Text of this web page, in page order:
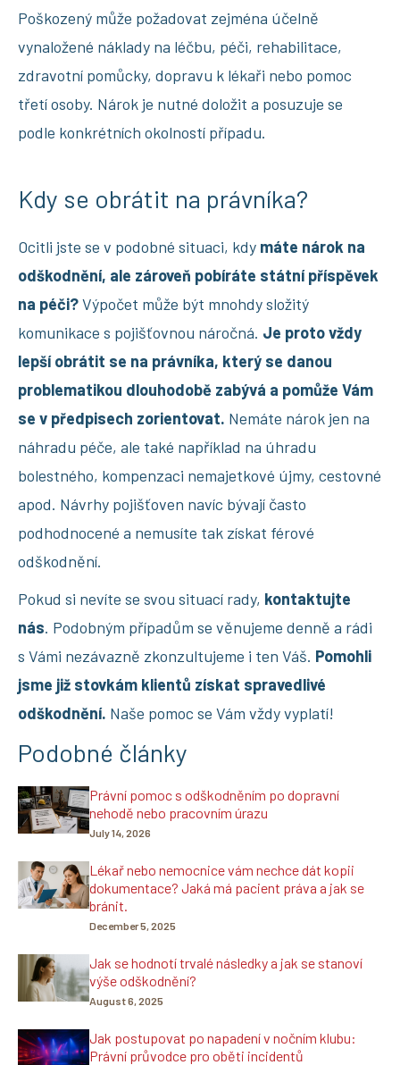
Poškozený může požadovat zejména účelně
vynaložené náklady na léčbu, péči, rehabilitace,
zdravotní pomůcky, dopravu k lékaři nebo pomoc
třetí osoby. Nárok je nutné doložit a posuzuje se
podle konkrétních okolností případu.
Kdy se obrátit na právníka?
Ocitli jste se v podobné situaci, kdy máte nárok na
odškodnění, ale zároveň pobíráte státní příspěvek
na péči?Výpočet může být mnohdy složitý
komunikace s pojišťovnou náročná. Je proto vždy
lepší obrátit se na právníka, který se danou
problematikou dlouhodobě zabývá a pomůže Vám
se v předpisech zorientovat. Nemáte nárok jen na
náhradu péče, ale také například na úhradu
bolestného, kompenzaci nemajetkové újmy, cestovné
apod. Návrhy pojišťoven navíc bývají často
podhodnocené a nemusíte tak získat férové
odškodnění.
Pokud si nevíte se svou situací rady, kontaktujte
nás. Podobným případům se věnujeme denně a rádi
s Vámi nezávazně zkonzultujeme i ten Váš. Pomohli
jsme již stovkám klientů získat spravedlivé
odškodnění. Naše pomoc se Vám vždy vyplatí!
Podobné články
Právní pomoc s odškodněním po dopravní
nehodě nebo pracovním úrazu
July 14, 2026
Lékař nebo nemocnice vám nechce dát kopii
dokumentace? Jaká má pacient práva a jak se
bránit.
December 5, 2025
Jak se hodnotí trvalé následky a jak se stanoví
výše odškodnění?
August 6, 2025
Jak postupovat po napadení v nočním klubu:
Právní průvodce pro oběti incidentů